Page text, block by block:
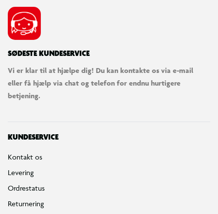
SØDESTE KUNDESERVICE
Vi er klar til at hjælpe dig! Du kan kontakte os via e-mail
eller få hjælp via chat og telefon for endnu hurtigere
betjening.
KUNDESERVICE
Kontakt os
Levering
Ordrestatus
Returnering